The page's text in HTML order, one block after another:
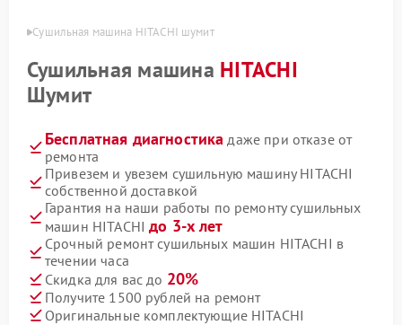
Сушильная машина HITACHI шумит
Сушильная машина HITACHI
Шумит
Бесплатная диагностика даже при отказе от
ремонта
Привезем и увезем сушильную машину HITACHI
собственной доставкой
Гарантия на наши работы по ремонту сушильных
машин HITACHIдо 3-х лет
Срочный ремонт сушильных машин HITACHI в
течении часа
Скидка для вас до 20%
Получите 1500 рублей на ремонт
Оригинальные комплектующие HITACHI